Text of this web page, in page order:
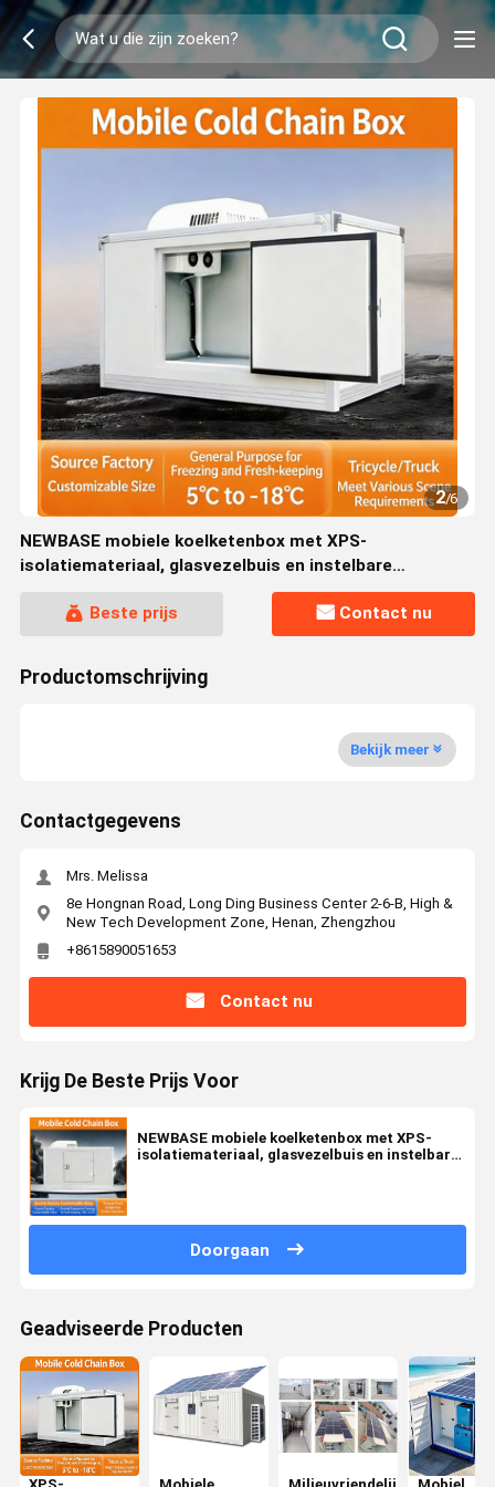
2/6
NEWBASE mobiele koelketenbox met XPS-
isolatiemateriaal, glasvezelbuis en instelbare
temperatuurbereik voor koeltransport
Beste prijs
Contact nu
Productomschrijving
Bekijk meer
Contactgegevens
Mrs. Melissa
8e Hongnan Road, Long Ding Business Center 2-6-B, High &
New Tech Development Zone, Henan, Zhengzhou
+8615890051653
Contact nu
Krijg De Beste Prijs Voor
NEWBASE mobiele koelketenbox met XPS-
isolatiemateriaal, glasvezelbuis en instelbare
Doorgaan
Geadviseerde Producten